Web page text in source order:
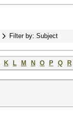
Filter by: Subject
K L M N O P Q
R